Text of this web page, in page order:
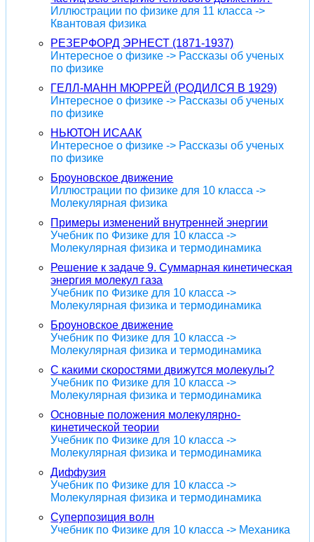
Иллюстрации по физике для 11 класса ->
Квантовая физика
РЕЗЕРФОРД ЭРНЕСТ (1871-1937)
Интересное о физике -> Рассказы об ученых
по физике
ГЕЛЛ-МАНН МЮРРЕЙ (РОДИЛСЯ В 1929)
Интересное о физике -> Рассказы об ученых
по физике
НЬЮТОН ИСААК
Интересное о физике -> Рассказы об ученых
по физике
Броуновское движение
Иллюстрации по физике для 10 класса ->
Молекулярная физика
Примеры изменений внутренней энергии
Учебник по Физике для 10 класса ->
Молекулярная физика и термодинамика
Решение к задаче 9. Суммарная кинетическая
энергия молекул газа
Учебник по Физике для 10 класса ->
Молекулярная физика и термодинамика
Броуновское движение
Учебник по Физике для 10 класса ->
Молекулярная физика и термодинамика
С какими скоростями движутся молекулы?
Учебник по Физике для 10 класса ->
Молекулярная физика и термодинамика
Основные положения молекулярно-
кинетической теории
Учебник по Физике для 10 класса ->
Молекулярная физика и термодинамика
Диффузия
Учебник по Физике для 10 класса ->
Молекулярная физика и термодинамика
Суперпозиция волн
Учебник по Физике для 10 класса -> Механика